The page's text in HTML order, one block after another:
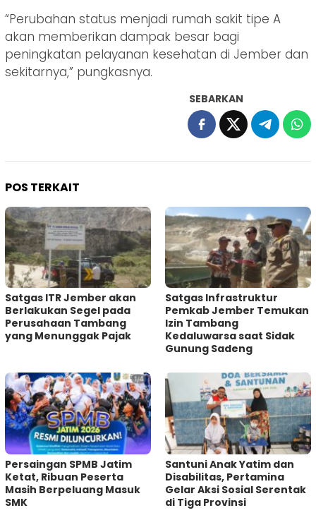
“Perubahan status menjadi rumah sakit tipe A
akan memberikan dampak besar bagi
peningkatan pelayanan kesehatan di Jember dan
sekitarnya,” pungkasnya.
SEBARKAN
POS TERKAIT
Satgas ITR Jember akan
Berlakukan Segel pada
Perusahaan Tambang
yang Menunggak Pajak
Satgas Infrastruktur
Pemkab Jember Temukan
Izin Tambang
Kedaluwarsa saat Sidak
Gunung Sadeng
Persaingan SPMB Jatim
Ketat, Ribuan Peserta
Masih Berpeluang Masuk
SMK
Santuni Anak Yatim dan
Disabilitas, Pertamina
Gelar Aksi Sosial Serentak
di Tiga Provinsi